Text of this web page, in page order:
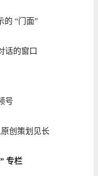
的 “门面”
话的窗口
号
创策划见长
专栏